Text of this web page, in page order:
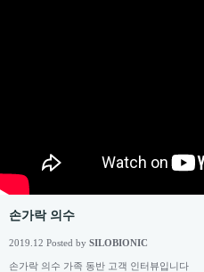
손가락 의수
2019.12 Posted by SILOBIONIC
손가락 의수 가족 동반 고객 인터뷰입니다